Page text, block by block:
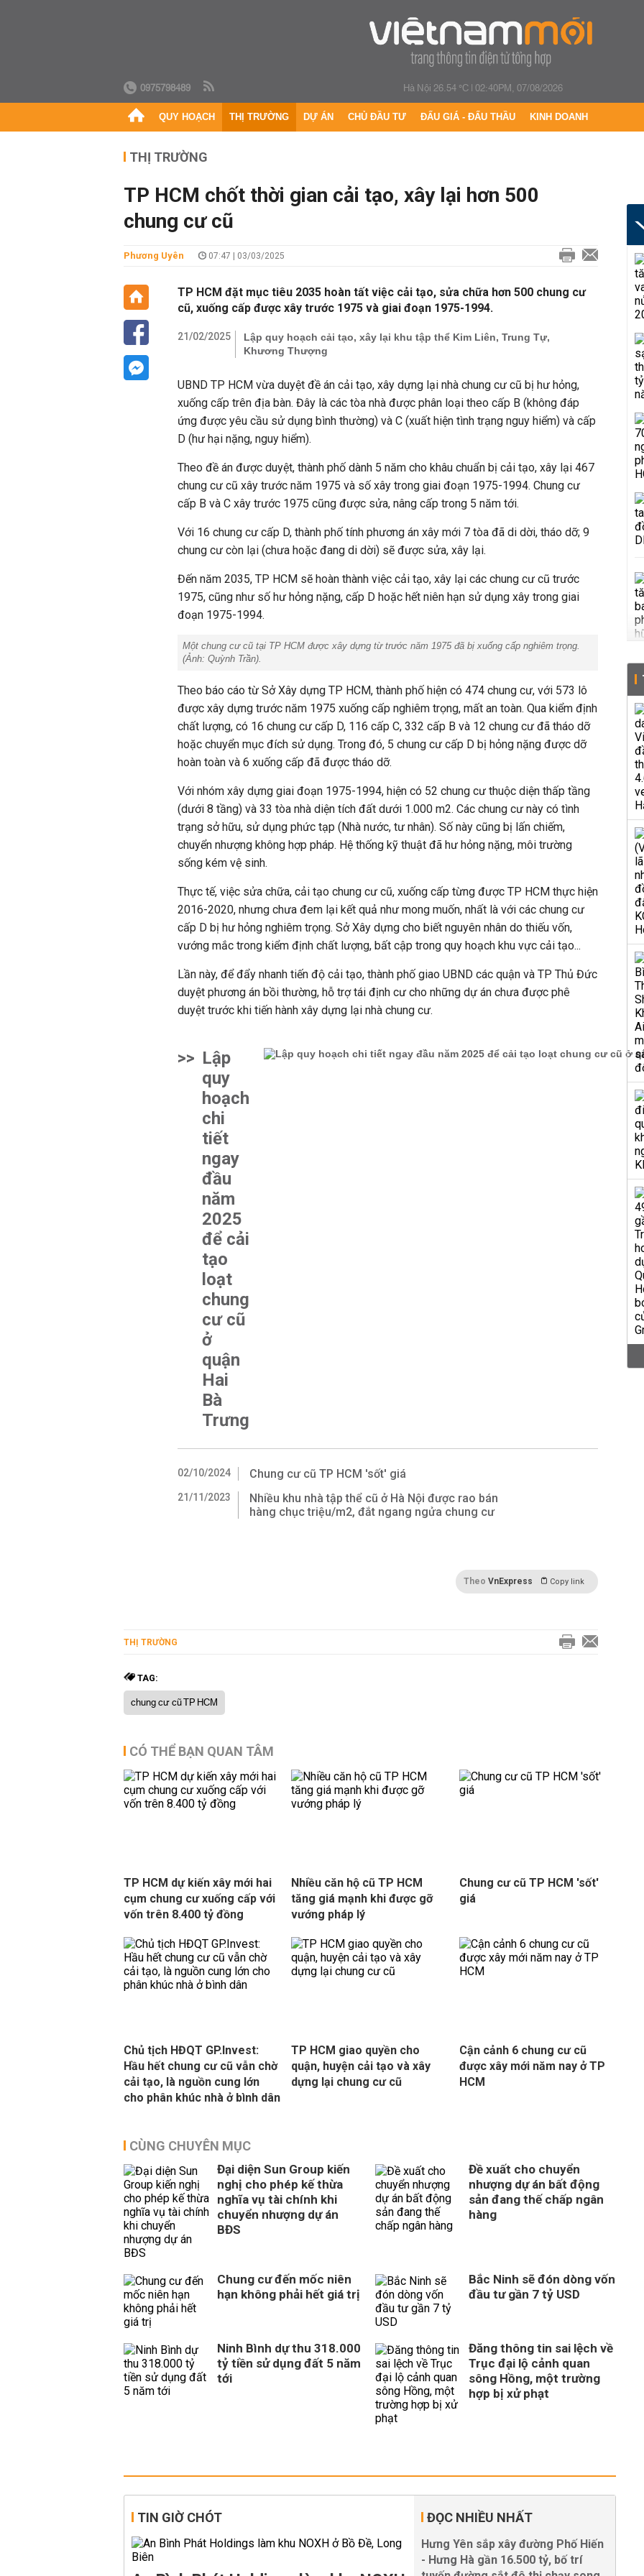
0975798489 Hà Nội 26.54 °C|02:40PM, 07/08/2026
QUY HOẠCH THỊ TRƯỜNG DỰ ÁN CHỦ ĐẦU TƯ ĐẤU GIÁ - ĐẤU THẦU KINH DOANH
THỊ TRƯỜNG
TP HCM chốt thời gian cải tạo, xây lại hơn 500
chung cư cũ
Phương Uyên 07:47 | 03/03/2025
TP HCM đặt mục tiêu 2035 hoàn tất việc cải tạo, sửa chữa hơn 500 chung cư
cũ, xuống cấp được xây trước 1975 và giai đoạn 1975-1994.
21/02/2025
Lập quy hoạch cải tạo, xây lại khu tập thể Kim Liên, Trung Tự,
Khương Thượng
UBND TP HCM vừa duyệt đề án cải tạo, xây dựng lại nhà chung cư cũ bị hư hỏng,
xuống cấp trên địa bàn. Đây là các tòa nhà được phân loại theo cấp B (không đáp
ứng được yêu cầu sử dụng bình thường) và C (xuất hiện tình trạng nguy hiểm) và cấp
D (hư hại nặng, nguy hiểm).
Theo đề án được duyệt, thành phố dành 5 năm cho khâu chuẩn bị cải tạo, xây lại 467
chung cư cũ xây trước năm 1975 và số xây trong giai đoạn 1975-1994. Chung cư
cấp B và C xây trước 1975 cũng được sửa, nâng cấp trong 5 năm tới.
Với 16 chung cư cấp D, thành phố tính phương án xây mới 7 tòa đã di dời, tháo dỡ; 9
chung cư còn lại (chưa hoặc đang di dời) sẽ được sửa, xây lại.
Đến năm 2035, TP HCM sẽ hoàn thành việc cải tạo, xây lại các chung cư cũ trước
1975, cũng như số hư hỏng nặng, cấp D hoặc hết niên hạn sử dụng xây trong giai
đoạn 1975-1994.
Một chung cư cũ tại TP HCM được xây dựng từ trước năm 1975 đã bị xuống cấp nghiêm trọng.
(Ảnh: Quỳnh Trần).
Theo báo cáo từ Sở Xây dựng TP HCM, thành phố hiện có 474 chung cư, với 573 lô
được xây dựng trước năm 1975 xuống cấp nghiêm trọng, mất an toàn. Qua kiểm định
chất lượng, có 16 chung cư cấp D, 116 cấp C, 332 cấp B và 12 chung cư đã tháo dỡ
hoặc chuyển mục đích sử dụng. Trong đó, 5 chung cư cấp D bị hỏng nặng được dỡ
hoàn toàn và 6 xuống cấp đã được tháo dỡ.
Với nhóm xây dựng giai đoạn 1975-1994, hiện có 52 chung cư thuộc diện thấp tầng
(dưới 8 tầng) và 33 tòa nhà diện tích đất dưới 1.000 m2. Các chung cư này có tình
trạng sở hữu, sử dụng phức tạp (Nhà nước, tư nhân). Số này cũng bị lấn chiếm,
chuyển nhượng không hợp pháp. Hệ thống kỹ thuật đã hư hỏng nặng, môi trường
sống kém vệ sinh.
Thực tế, việc sửa chữa, cải tạo chung cư cũ, xuống cấp từng được TP HCM thực hiện
2016-2020, nhưng chưa đem lại kết quả như mong muốn, nhất là với các chung cư
cấp D bị hư hỏng nghiêm trọng. Sở Xây dựng cho biết nguyên nhân do thiếu vốn,
vướng mắc trong kiểm định chất lượng, bất cập trong quy hoạch khu vực cải tạo...
Lần này, để đẩy nhanh tiến độ cải tạo, thành phố giao UBND các quận và TP Thủ Đức
duyệt phương án bồi thường, hỗ trợ tái định cư cho những dự án chưa được phê
duyệt trước khi tiến hành xây dựng lại nhà chung cư.
>> Lập
quy
hoạch
chi
tiết
ngay
đầu
năm
2025
để cải
tạo
loạt
chung
cư cũ
ở
quận
Hai
Bà
Trưng
02/10/2024 Chung cư cũ TP HCM 'sốt' giá
21/11/2023
Nhiều khu nhà tập thể cũ ở Hà Nội được rao bán
hàng chục triệu/m2, đắt ngang ngửa chung cư
Theo VnExpress Copy link
THỊ TRƯỜNG
TAG:
chung cư cũ TP HCM
CÓ THỂ BẠN QUAN TÂM
TP HCM dự kiến xây mới hai
cụm chung cư xuống cấp với
vốn trên 8.400 tỷ đồng
Nhiều căn hộ cũ TP HCM
tăng giá mạnh khi được gỡ
vướng pháp lý
Chung cư cũ TP HCM 'sốt'
giá
Chủ tịch HĐQT GP.Invest:
Hầu hết chung cư cũ vẫn chờ
cải tạo, là nguồn cung lớn
cho phân khúc nhà ở bình dân
TP HCM giao quyền cho
quận, huyện cải tạo và xây
dựng lại chung cư cũ
Cận cảnh 6 chung cư cũ
được xây mới năm nay ở TP
HCM
CÙNG CHUYÊN MỤC
Đại diện Sun Group kiến
nghị cho phép kế thừa
nghĩa vụ tài chính khi
chuyển nhượng dự án
BĐS
Đề xuất cho chuyển
nhượng dự án bất động
sản đang thế chấp ngân
hàng
Chung cư đến mốc niên
hạn không phải hết giá trị
Bắc Ninh sẽ đón dòng vốn
đầu tư gần 7 tỷ USD
Ninh Bình dự thu 318.000
tỷ tiền sử dụng đất 5 năm
tới
Đăng thông tin sai lệch về
Trục đại lộ cảnh quan
sông Hồng, một trường
hợp bị xử phạt
TIN GIỜ CHÓT ĐỌC NHIỀU NHẤT
Hưng Yên sắp xây đường Phố Hiến
- Hưng Hà gần 16.500 tỷ, bố trí